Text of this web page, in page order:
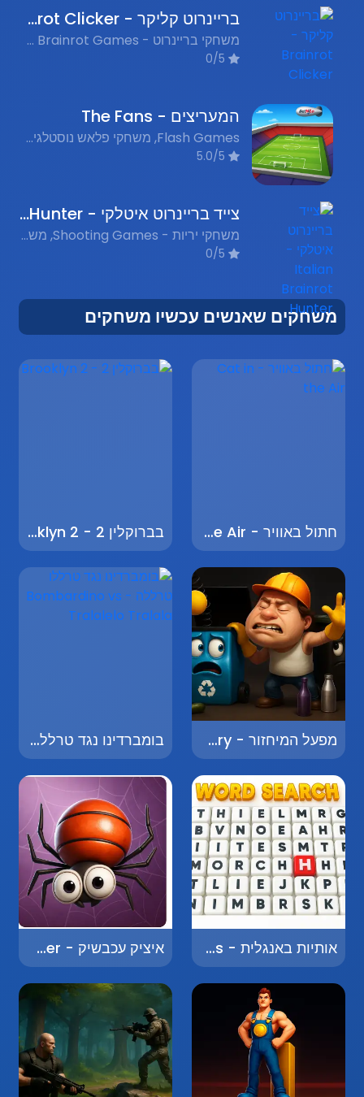
בריינרוט קליקר - Brainrot Clicker
משחקי בריינרוט - Italian Brainrot Games, משחקי קליקים ופנאי - Idle & Clicker Games, משחקי קליקים - Clicker Games
המעריצים - The Fans
Flash Games, משחקי פלאש נוסטלגים, Funny, מצחיק
צייד בריינרוט איטלקי - Italian Brainrot Hunter
משחקי יריות - Shooting Games, משחקי בריינרוט - Italian Brainrot Games, משחקי אקשן - Action Games
משחקים שאנשים עכשיו משחקים
חתול באוויר - Cat in the Air בברוקלין 2 - Brooklyn 2
מפעל המיחזור - Recycling Factory בומברדינו נגד טרללו טרללה - Bombardino vs Tralalelo Tralala
אותיות באנגלית - English Letters איציק עכבשיק - Itzik the Spider